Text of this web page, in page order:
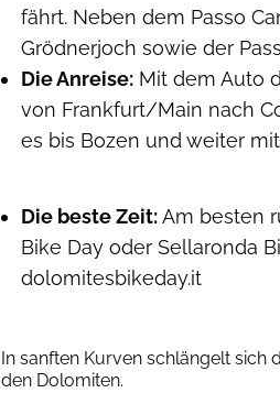
fährt. Neben dem Passo
Grödnerjoch sowie der
Die Anreise: Mit dem Auto
von Frankfurt/Main nach
es bis Bozen und weiter
Die beste Zeit:Am besten
Bike Day oder Sellaronda
dolomitesbikeday.it
In sanften Kurven schlängelt sich
den Dolomiten.